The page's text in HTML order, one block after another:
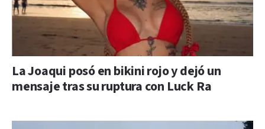
La Joaqui posó en bikini rojo y dejó un
mensaje tras su ruptura con Luck Ra